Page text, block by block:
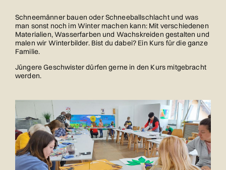
Schneemänner bauen oder Schneeballschlacht und was
man sonst noch im Winter machen kann: Mit verschiedenen
Materialien, Wasserfarben und Wachskreiden gestalten und
malen wir Winterbilder. Bist du dabei? Ein Kurs für die ganze
Familie.
Jüngere Geschwister dürfen gerne in den Kurs mitgebracht
werden.